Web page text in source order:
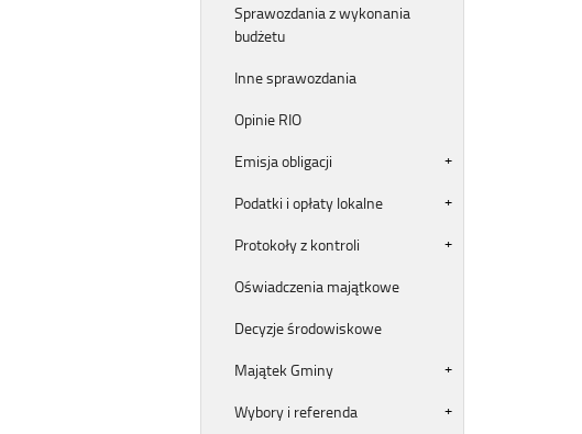
Sprawozdania z wykonania
budżetu
Inne sprawozdania
Opinie RIO
Emisja obligacji
Podatki i opłaty lokalne
Protokoły z kontroli
Oświadczenia majątkowe
Decyzje środowiskowe
Majątek Gminy
Wybory i referenda